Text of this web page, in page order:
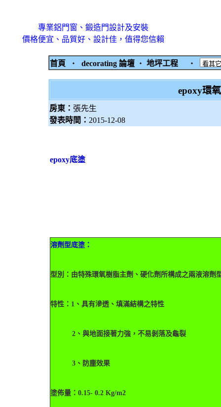
專業鋁門窗、鍛造門設計及安裝
價格便宜、品質好、設計佳，值得您信賴
首頁 ‧ decorating 論壇 ‧ 地坪工程 ‧
epoxy環
房東： 張先生
發表時間： 2015-12-08
epoxy底塗
溶劑型底塗：
型別：由特殊環氧樹脂主劑、硬化劑所構成之兩液溶劑
特性：1、具有滲透、填滿結構之特性
2、與地面接著力強，不易剝落及龜裂
3、防塵效果
塗佈量：0.15- 0.2 Kg/m2